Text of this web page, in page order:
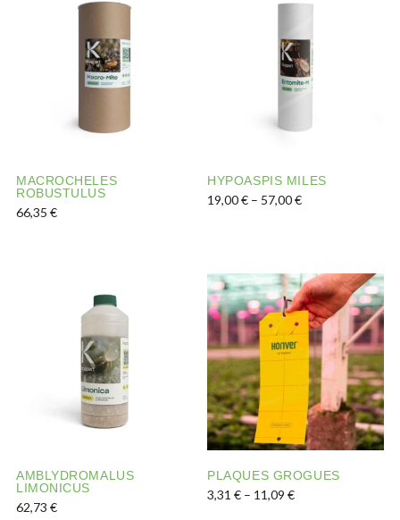
MACROCHELES
ROBUSTULUS
66,35 €
HYPOASPIS MILES
19,00€ – 57,00€Interval de
AMBLYDROMALUS
LIMONICUS
62,73 €
PLAQUES GROGUES
3,31€ – 11,09€Interval de preus: